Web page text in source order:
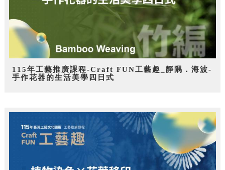
115年工藝推廣課程-Craft FUN工藝趣_靜隅．海波-
手作花器的生活美學四日式